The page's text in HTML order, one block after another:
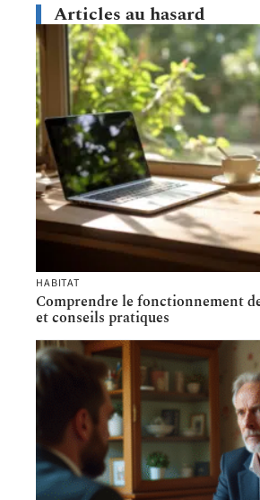
Articles au hasard
HABITAT
Comprendre le fonctionnement
et conseils pratiques